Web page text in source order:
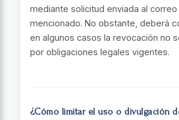
mediante solicitud enviada al correo
mencionado. No obstante, deberá
en algunos casos la revocación no
por obligaciones legales vigentes.
¿Cómo limitar el uso o divulgación